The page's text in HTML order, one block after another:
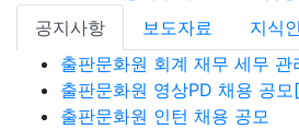
공지사항
보도자료
지식
출판문화원 회계 재무 세무
출판문화원 영상PD 채용 공
출판문화원 인턴 채용 공모